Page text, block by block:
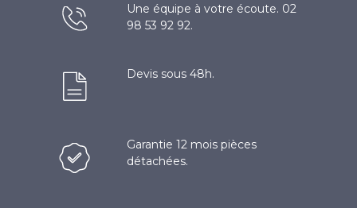
Une équipe à votre écoute. 02
98 53 92 92.
Devis sous 48h.
Garantie 12 mois pièces
détachées.